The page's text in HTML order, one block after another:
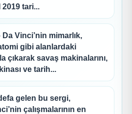
2019 tari...
Vinci’nin mimarlık,
gibi alanlardaki
çıkarak savaş makinalarını,
ve tarih...
gelen bu sergi,
çalışmalarının en